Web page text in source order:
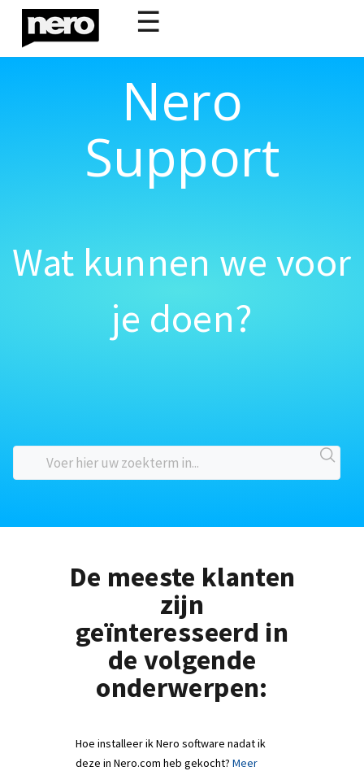
☰
Nero
Support
Wat kunnen we voor
je doen?
De meeste klanten
zijn
geïnteresseerd in
de volgende
onderwerpen:
Hoe installeer ik Nero software nadat ik
deze in Nero.com heb gekocht? Meer